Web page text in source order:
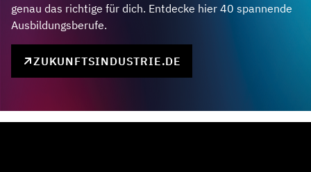
genau das richtige für dich. Entdecke hier 40 spannende
Ausbildungsberufe.
ZUKUNFTSINDUSTRIE.DE